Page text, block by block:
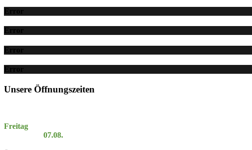
Error
Error
Error
Error
Unsere Öffnungszeiten
Freitag
07.08.